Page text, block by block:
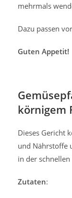
mehrmals
Dazu passen
Guten Appetit!
körnigem
Dieses Gericht
und Nährstoffe
in der schnellen
Zutaten: